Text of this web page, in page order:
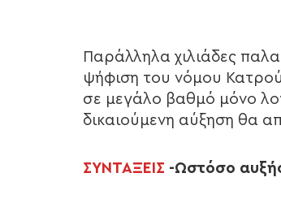
Παράλληλα χιλιάδες
ψήφιση του νόμου
σε μεγάλο βαθμό μόνο
δικαιούμενη αύξηση θα
ΣΥΝΤΑΞΕΙΣ -Ωστόσο